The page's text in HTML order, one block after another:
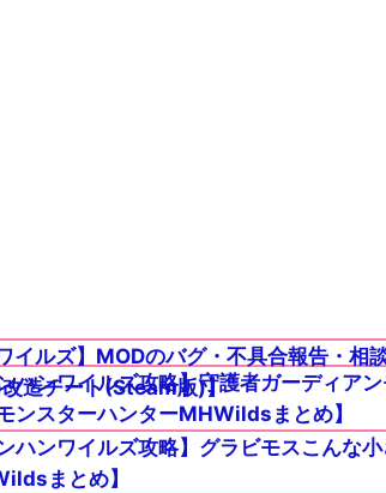
イルズ】MODのバグ・不具合報告・
造チート(Steam版)】
ハンワイルズ攻略】守護者ガーディア
ンスターハンターMHWildsまとめ】
ンハンワイルズ攻略】グラビモスこんな
まとめ】